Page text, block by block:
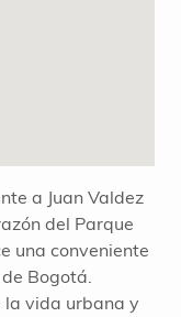
a Juan Valdez
del Parque
una conveniente
Bogotá.
la vida urbana y